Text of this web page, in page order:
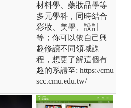
材料學、藥妝品學等
多元學科，同時結合
彩妝、美學、設計
等；你可以依自己興
趣修讀不同領域課
程，想更了解這個有
趣的系請至: https://cmu
scc.cmu.edu.tw/